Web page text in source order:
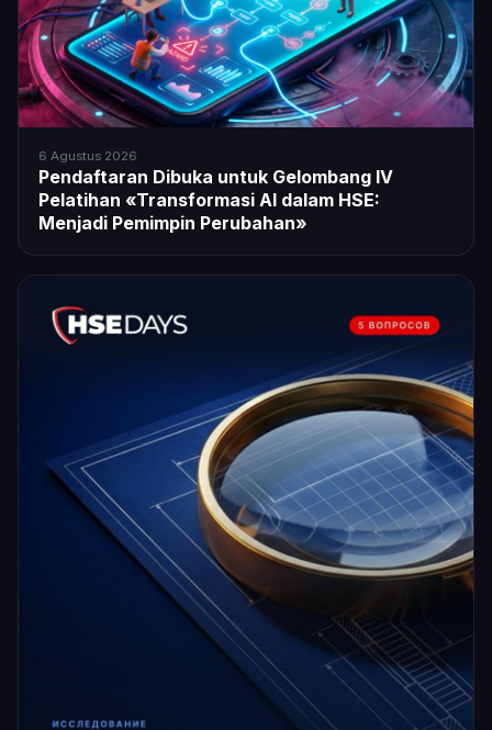
6 Agustus 2026
Pendaftaran Dibuka untuk Gelombang IV
Pelatihan «Transformasi AI dalam HSE:
Menjadi Pemimpin Perubahan»